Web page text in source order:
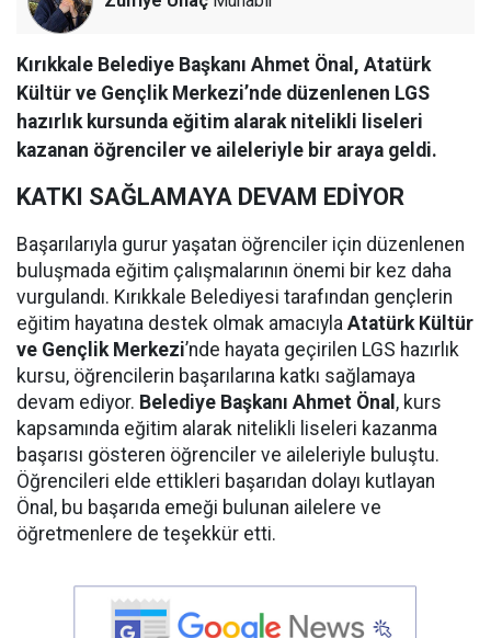
Kırıkkale Belediye Başkanı Ahmet Önal, Atatürk
Kültür ve Gençlik Merkezi’nde düzenlenen LGS
hazırlık kursunda eğitim alarak nitelikli liseleri
kazanan öğrenciler ve aileleriyle bir araya geldi.
KATKI SAĞLAMAYA DEVAM EDİYOR
Başarılarıyla gurur yaşatan öğrenciler için düzenlenen
buluşmada eğitim çalışmalarının önemi bir kez daha
vurgulandı. Kırıkkale Belediyesi tarafından gençlerin
eğitim hayatına destek olmak amacıyla Atatürk Kültür
ve Gençlik Merkezi’nde hayata geçirilen LGS hazırlık
kursu, öğrencilerin başarılarına katkı sağlamaya
devam ediyor. Belediye Başkanı Ahmet Önal , kurs
kapsamında eğitim alarak nitelikli liseleri kazanma
başarısı gösteren öğrenciler ve aileleriyle buluştu.
Öğrencileri elde ettikleri başarıdan dolayı kutlayan
Önal, bu başarıda emeği bulunan ailelere ve
öğretmenlere de teşekkür etti.